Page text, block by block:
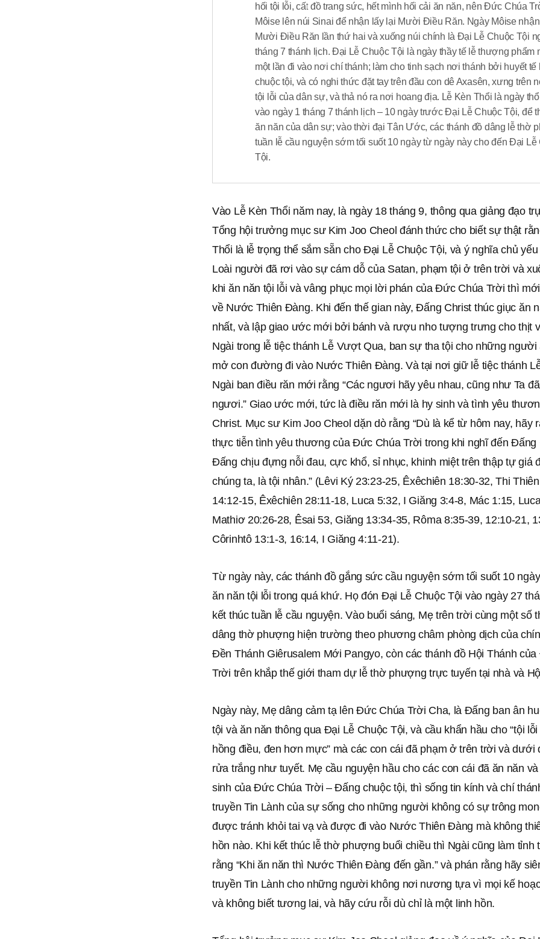
hối tội lỗi, cất đồ trang sức, hết mình hối cải ăn năn, nên Đức Chúa
Môise lên núi Sinai để nhận lấy lại Mười Điều Răn. Ngày Môise
Mười Điều Răn lần thứ hai và xuống núi chính là Đại Lễ Chuộc Tội
tháng 7 thánh lịch. Đại Lễ Chuộc Tội là ngày thầy tế lễ thượng phẩm
một lần đi vào nơi chí thánh; làm cho tinh sạch nơi thánh bởi huyết tế
chuộc tội, và có nghi thức đặt tay trên đầu con dê Axasên, xưng trên
tội lỗi của dân sự, và thả nó ra nơi hoang địa. Lễ Kèn Thổi là ngày
vào ngày 1 tháng 7 thánh lịch – 10 ngày trước Đại Lễ Chuộc Tội, để
ăn năn của dân sự; vào thời đại Tân Ước, các thánh đồ dâng lễ thờ
tuần lễ cầu nguyện sớm tối suốt 10 ngày từ ngày này cho đến Đại Lễ
Tội.
Vào Lễ Kèn Thổi năm nay, là ngày 18 tháng 9, thông qua giảng đạo
Tổng hội trưởng mục sư Kim Joo Cheol đánh thức cho biết sự thật
Thổi là lễ trọng thể sắm sẵn cho Đại Lễ Chuộc Tội, và ý nghĩa chủ
Loài người đã rơi vào sự cám dỗ của Satan, phạm tội ở trên trời và
khi ăn năn tội lỗi và vâng phục mọi lời phán của Đức Chúa Trời thì
về Nước Thiên Đàng. Khi đến thế gian này, Đấng Christ thúc giục ăn
nhất, và lập giao ước mới bởi bánh và rượu nho tượng trưng cho thịt
Ngài trong lễ tiệc thánh Lễ Vượt Qua, ban sự tha tội cho những người
mở con đường đi vào Nước Thiên Đàng. Và tại nơi giữ lễ tiệc thánh
Ngài ban điều răn mới rằng “Các ngươi hãy yêu nhau, cũng như Ta
ngươi.” Giao ước mới, tức là điều răn mới là hy sinh và tình yêu
Christ. Mục sư Kim Joo Cheol dặn dò rằng “Dù là kể từ hôm nay, hãy
thực tiễn tình yêu thương của Đức Chúa Trời trong khi nghĩ đến Đấng
Đấng chịu đựng nỗi đau, cực khổ, sỉ nhục, khinh miệt trên thập tự giá
chúng ta, là tội nhân.” (Lêvi Ký 23:23-25, Êxêchiên 18:30-32, Thi
14:12-15, Êxêchiên 28:11-18, Luca 5:32, I Giăng 3:4-8, Mác 1:15,
Mathiơ 20:26-28, Êsai 53, Giăng 13:34-35, Rôma 8:35-39, 12:10-21,
Côrinhtô 13:1-3, 16:14, I Giăng 4:11-21).
Từ ngày này, các thánh đồ gắng sức cầu nguyện sớm tối suốt 10
ăn năn tội lỗi trong quá khứ. Họ đón Đại Lễ Chuộc Tội vào ngày 27
kết thúc tuần lễ cầu nguyện. Vào buổi sáng, Mẹ trên trời cùng một số
dâng thờ phượng hiện trường theo phương châm phòng dịch của
Đền Thánh Giêrusalem Mới Pangyo, còn các thánh đồ Hội Thánh
Trời trên khắp thế giới tham dự lễ thờ phượng trực tuyến tại nhà và
Ngày này, Mẹ dâng cảm tạ lên Đức Chúa Trời Cha, là Đấng ban ân
tội và ăn năn thông qua Đại Lễ Chuộc Tội, và cầu khẩn hầu cho “tội
hồng điều, đen hơn mực” mà các con cái đã phạm ở trên trời và dưới
rửa trắng như tuyết. Mẹ cầu nguyện hầu cho các con cái đã ăn năn
sinh của Đức Chúa Trời – Đấng chuộc tội, thì sống tin kính và chí
truyền Tin Lành của sự sống cho những người không có sự trông
được tránh khỏi tai vạ và được đi vào Nước Thiên Đàng mà không
hồn nào. Khi kết thúc lễ thờ phượng buổi chiều thì Ngài cũng làm tỉnh
rằng “Khi ăn năn thì Nước Thiên Đàng đến gần.” và phán rằng hãy
truyền Tin Lành cho những người không nơi nương tựa vì mọi kế
và không biết tương lai, và hãy cứu rỗi dù chỉ là một linh hồn.